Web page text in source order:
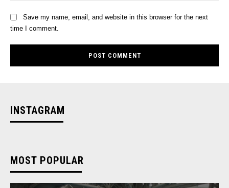
Save my name, email, and website in this browser for the next
time I comment.
INSTAGRAM
MOST POPULAR